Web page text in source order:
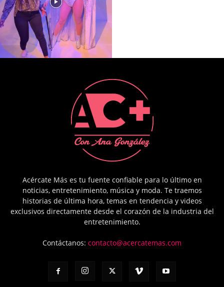
Acércate Más es tu fuente confiable para lo último en
noticias, entretenimiento, música y moda. Te traemos
historias de última hora, temas en tendencia y videos
exclusivos directamente desde el corazón de la industria del
entretenimiento.
Contáctanos: contacto@acercatemas.com